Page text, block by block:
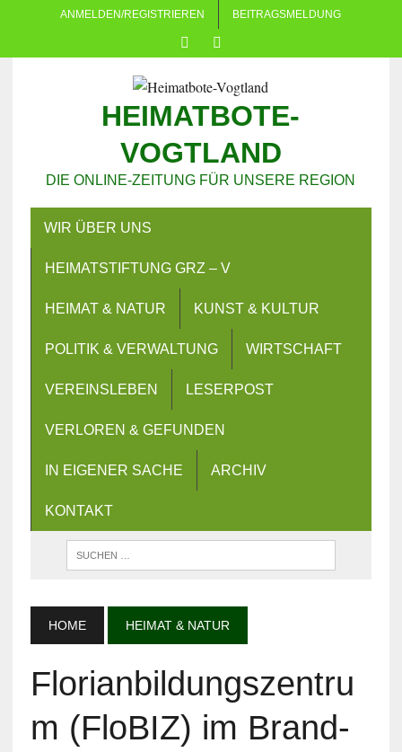
ANMELDEN/REGISTRIEREN BEITRAGSMELDUNG
HEIMATBOTE-
VOGTLAND
DIE ONLINE-ZEITUNG FÜR UNSERE REGION
WIR ÜBER UNS
HEIMATSTIFTUNG GRZ – V
HEIMAT & NATUR KUNST & KULTUR
POLITIK & VERWALTUNG WIRTSCHAFT
VEREINSLEBEN LESERPOST
VERLOREN & GEFUNDEN
IN EIGENER SACHE ARCHIV
KONTAKT
HOME HEIMAT & NATUR
Florianbildungszentru
m (FloBIZ) im Brand-